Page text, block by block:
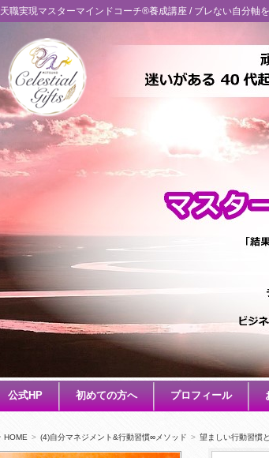
天職実現マスターマインドコーチ®養成講座 / ブレない自分
公式HP 初めての方へ プロフィール
HOME > (4)自分マネジメント&行動習慣∞メソッド > 望ましい行動習慣